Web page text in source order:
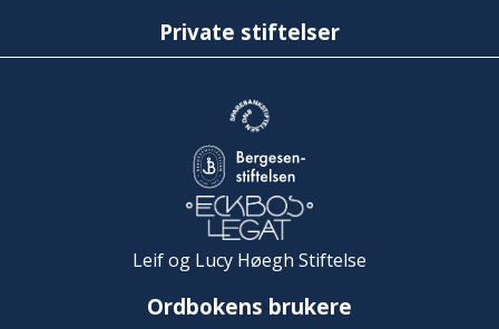
Private stiftelser
Leif og Lucy Høegh Stiftelse
Ordbokens brukere